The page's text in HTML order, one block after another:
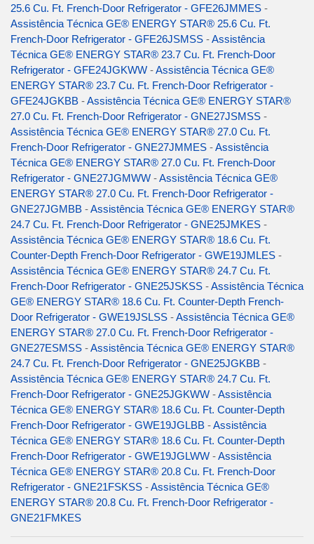
25.6 Cu. Ft. French-Door Refrigerator - GFE26JMMES -
Assistência Técnica GE® ENERGY STAR® 25.6 Cu. Ft.
French-Door Refrigerator - GFE26JSMSS -Assistência
Técnica GE® ENERGY STAR® 23.7 Cu. Ft. French-Door
Refrigerator - GFE24JGKWW -Assistência Técnica GE®
ENERGY STAR® 23.7 Cu. Ft. French-Door Refrigerator -
GFE24JGKBB -Assistência Técnica GE® ENERGY STAR®
27.0 Cu. Ft. French-Door Refrigerator - GNE27JSMSS -
Assistência Técnica GE® ENERGY STAR® 27.0 Cu. Ft.
French-Door Refrigerator - GNE27JMMES -Assistência
Técnica GE® ENERGY STAR® 27.0 Cu. Ft. French-Door
Refrigerator - GNE27JGMWW -Assistência Técnica GE®
ENERGY STAR® 27.0 Cu. Ft. French-Door Refrigerator -
GNE27JGMBB -Assistência Técnica GE® ENERGY STAR®
24.7 Cu. Ft. French-Door Refrigerator - GNE25JMKES -
Assistência Técnica GE® ENERGY STAR® 18.6 Cu. Ft.
Counter-Depth French-Door Refrigerator - GWE19JMLES -
Assistência Técnica GE® ENERGY STAR® 24.7 Cu. Ft.
French-Door Refrigerator - GNE25JSKSS -Assistência Técnica
GE® ENERGY STAR® 18.6 Cu. Ft. Counter-Depth French-
Door Refrigerator - GWE19JSLSS -Assistência Técnica GE®
ENERGY STAR® 27.0 Cu. Ft. French-Door Refrigerator -
GNE27ESMSS -Assistência Técnica GE® ENERGY STAR®
24.7 Cu. Ft. French-Door Refrigerator - GNE25JGKBB -
Assistência Técnica GE® ENERGY STAR® 24.7 Cu. Ft.
French-Door Refrigerator - GNE25JGKWW -Assistência
Técnica GE® ENERGY STAR® 18.6 Cu. Ft. Counter-Depth
French-Door Refrigerator - GWE19JGLBB -Assistência
Técnica GE® ENERGY STAR® 18.6 Cu. Ft. Counter-Depth
French-Door Refrigerator - GWE19JGLWW -Assistência
Técnica GE® ENERGY STAR® 20.8 Cu. Ft. French-Door
Refrigerator - GNE21FSKSS -Assistência Técnica GE®
ENERGY STAR® 20.8 Cu. Ft. French-Door Refrigerator -
GNE21FMKES